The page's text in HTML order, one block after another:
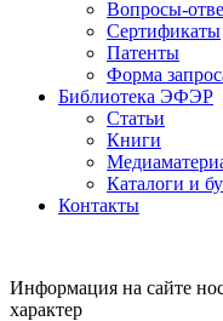
Вопросы-
Сертификаты
Патенты
Форма
Библиотека ЭФЭР
Статьи
Книги
Каталоги и
Контакты
Информация на сайте
характер